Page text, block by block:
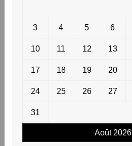
Août 2026
3 4 5 6
10 11 12 13
17 18 19 20
24 25 26 27
31